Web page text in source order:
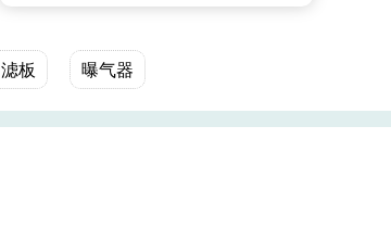
滤板 曝气器